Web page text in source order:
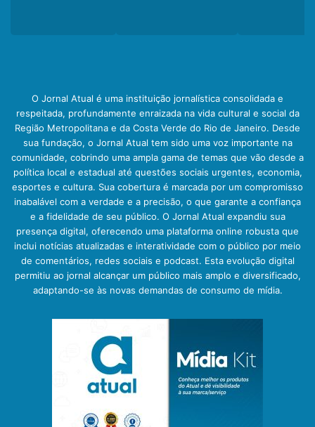
O Jornal Atual é uma instituição jornalística consolidada e
respeitada, profundamente enraizada na vida cultural e social da
Região Metropolitana e da Costa Verde do Rio de Janeiro. Desde
sua fundação, o Jornal Atual tem sido uma voz importante na
comunidade, cobrindo uma ampla gama de temas que vão desde a
política local e estadual até questões sociais urgentes, economia,
esportes e cultura. Sua cobertura é marcada por um compromisso
inabalável com a verdade e a precisão, o que garante a confiança
e a fidelidade de seu público. O Jornal Atual expandiu sua
presença digital, oferecendo uma plataforma online robusta que
inclui notícias atualizadas e interatividade com o público por meio
de comentários, redes sociais e podcast. Esta evolução digital
permitiu ao jornal alcançar um público mais amplo e diversificado,
adaptando-se às novas demandas de consumo de mídia.